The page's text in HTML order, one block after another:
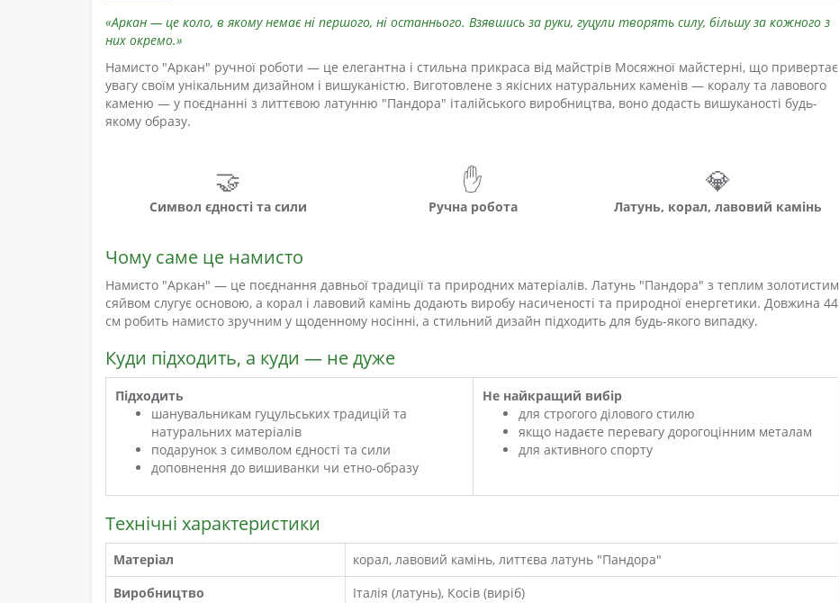
«Аркан — це коло, в якому немає ні першого, ні останнього. Взявшись за руки, гуцули творять силу, більшу за кожного з
них окремо.»
Намисто "Аркан" ручної роботи — це елегантна і стильна прикраса від майстрів Мосяжної майстерні, що привертає
увагу своїм унікальним дизайном і вишуканістю. Виготовлене з якісних натуральних каменів — коралу та лавового
каменю — у поєднанні з литтєвою латунню "Пандора" італійського виробництва, воно додасть вишуканості будь-
якому образу.
🤝
Символ єдності та сили
✋
Ручна робота
💎
Латунь, корал, лавовий камінь
Чому саме це намисто
Намисто "Аркан" — це поєднання давньої традиції та природних матеріалів. Латунь "Пандора" з теплим золотистим
сяйвом слугує основою, а корал і лавовий камінь додають виробу насиченості та природної енергетики. Довжина 44
см робить намисто зручним у щоденному носінні, а стильний дизайн підходить для будь-якого випадку.
Куди підходить, а куди — не дуже
Підходить
шанувальникам гуцульських традицій та
натуральних матеріалів
подарунок з символом єдності та сили
доповнення до вишиванки чи етно-образу
Не найкращий вибір
для строгого ділового стилю
якщо надаєте перевагу дорогоцінним металам
для активного спорту
Технічні характеристики
Матеріал
корал, лавовий камінь, литтєва латунь "Пандора"
Виробництво
Італія (латунь), Косів (виріб)